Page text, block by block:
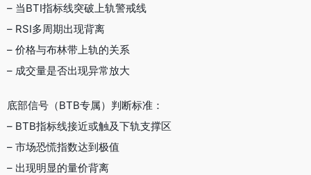
– 当BTI指标线突破上轨警戒线
– RSI多周期出现背离
– 价格与布林带上轨的关系
– 成交量是否出现异常放大
底部信号（BTB专属）判断标准：
– BTB指标线接近或触及下轨支撑区
– 市场恐慌指数达到极值
– 出现明显的量价背离